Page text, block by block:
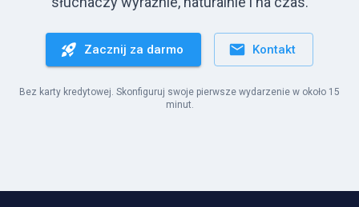
Zacznij za darmo Kontakt
Bez karty kredytowej. Skonfiguruj swoje pierwsze wydarzenie w około 15
minut.